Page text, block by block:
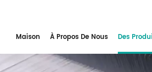
Maison À Propos De Nous Des